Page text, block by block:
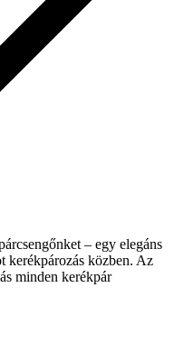
– egy elegáns
kerékpározás közben. Az
minden kerékpár